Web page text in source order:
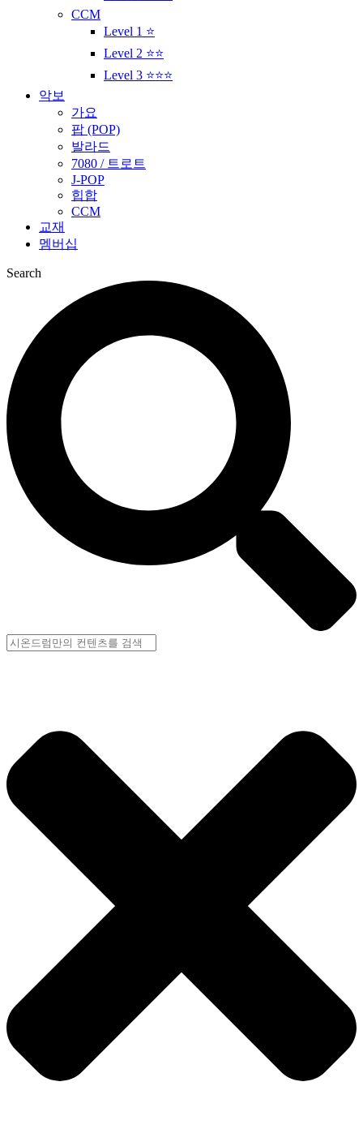
CCM
Level 1 ⭐
Level 2 ⭐⭐
Level 3 ⭐⭐⭐
악보
가요
팝 (POP)
발라드
7080 / 트로트
J-POP
힙합
CCM
교재
멤버십
Search